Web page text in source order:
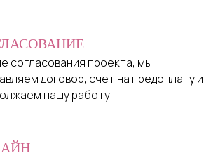
согласования проекта, мы
договор, счет на предоплату и
нашу работу.